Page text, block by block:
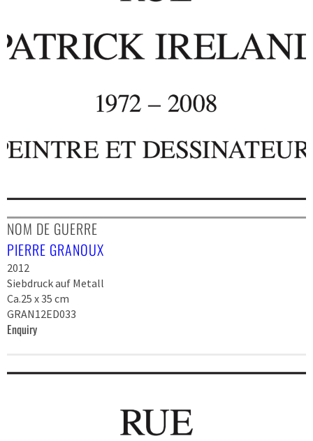
NOM DE GUERRE
PIERRE GRANOUX
2012
Siebdruck auf Metall
Ca.25 x 35 cm
GRAN12ED033
Enquiry